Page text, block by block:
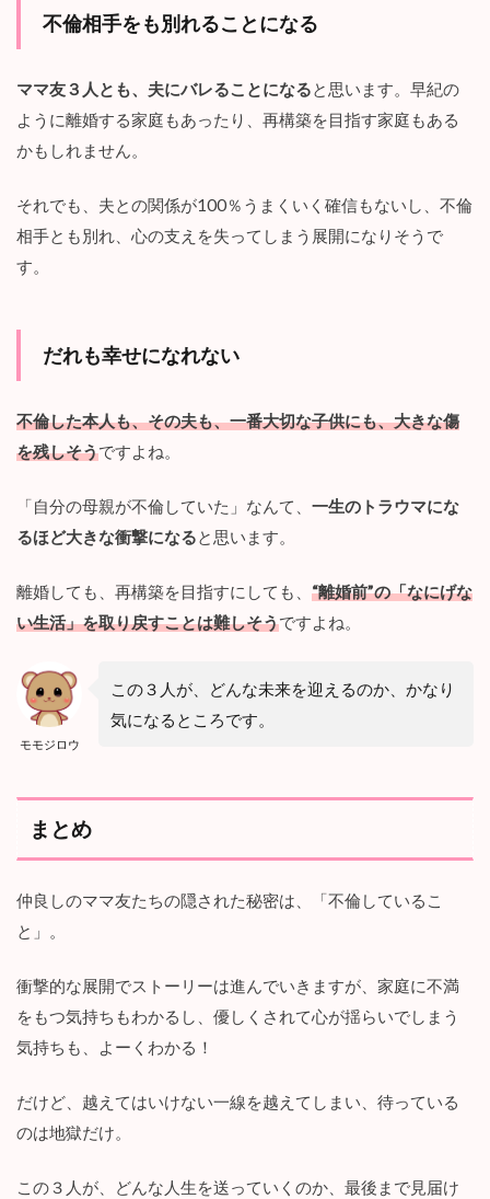
不倫相手をも別れることになる
ママ友３人とも、夫にバレることになると思います。早紀の
ように離婚する家庭もあったり、再構築を目指す家庭もある
かもしれません。
それでも、夫との関係が100％うまくいく確信もないし、不倫
相手とも別れ、心の支えを失ってしまう展開になりそうで
す。
だれも幸せになれない
不倫した本人も、その夫も、一番大切な子供にも、大きな傷
を残しそうですよね。
「自分の母親が不倫していた」なんて、 一生のトラウマにな
るほど大きな衝撃になると思います。
離婚しても、再構築を目指すにしても、 “離婚前”の「なにげな
い生活」を取り戻すことは難しそうですよね。
モモジロウ
この３人が、どんな未来を迎えるのか、かなり
気になるところです。
まとめ
仲良しのママ友たちの隠された秘密は、「不倫しているこ
と」。
衝撃的な展開でストーリーは進んでいきますが、家庭に不満
をもつ気持ちもわかるし、優しくされて心が揺らいでしまう
気持ちも、よーくわかる！
だけど、越えてはいけない一線を越えてしまい、待っている
のは地獄だけ。
この３人が、どんな人生を送っていくのか、最後まで見届け